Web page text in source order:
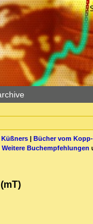
Küßners| Bücher vom
Weitere Buchempfehlungen